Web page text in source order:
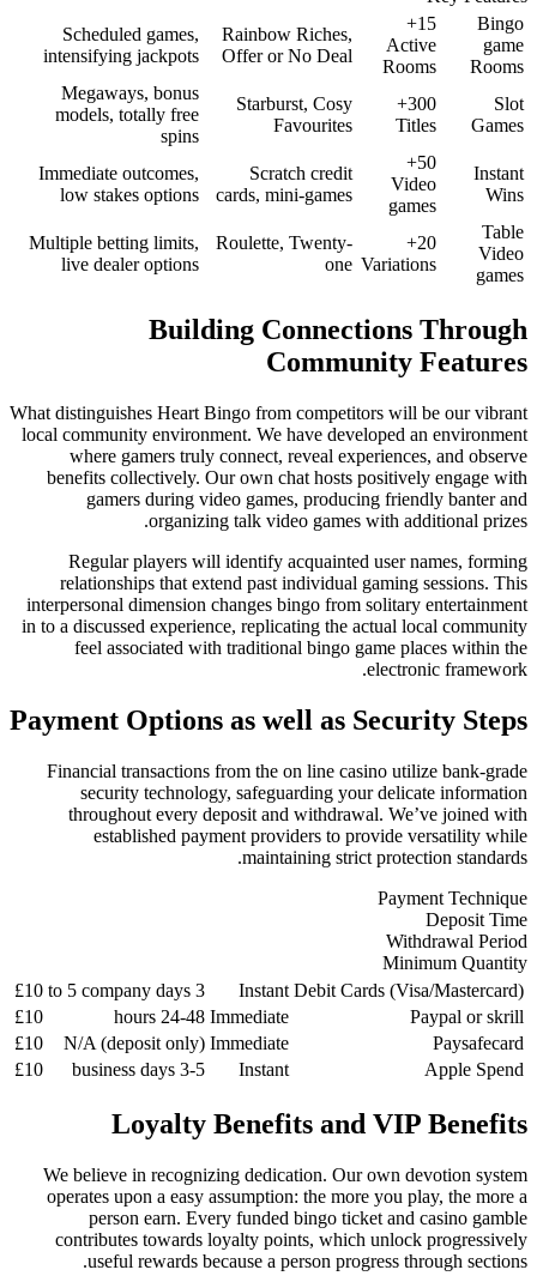
Offer or
Scheduled games,
intensifying jackpots
Megaways, bonus
models, totally free
spins
cards,
Immediate outcomes,
low stakes options
Roulette,
Multiple betting limits,
live dealer options
Building
What distinguishes Heart Bingo
local community environment. We
where gamers truly connect,
benefits collectively. Our own
gamers during video
organizing talk
Regular players will identify
relationships that extend past
interpersonal dimension changes
in to a discussed experience,
feel associated with
Payment Options as
Financial transactions from the
security technology,
throughout every deposit
established payment
Instant
3 to 5 company days
£10
Immediate
24-48 hours
£10
Immediate
N/A (deposit only)
£10
Instant
3-5 business days
£10
Loyalty
We believe in recognizing
operates upon a easy
person earn. Every funded
contributes towards loyalty
useful rewards because a